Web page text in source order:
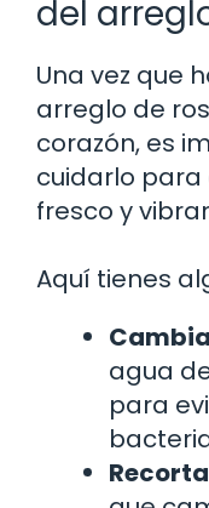
del
Una vez que
arreglo de
corazón, es
cuidarlo
fresco y
Aquí tienes
agua
para